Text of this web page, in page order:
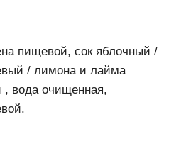
пищевой, сок яблочный /
/ лимона и лайма
, вода очищенная,